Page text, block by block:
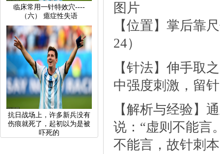
临床常用一针特效穴----
（六）癔症性失语
抗日战场上，许多新兵没有
伤痕就死了，起初以为是被
吓死的
图片
【位置】掌后靠
24）
【针法】伸手取
中强度刺激，留
【解析与经验】
说：“虚则不能言
不能言，故针刺